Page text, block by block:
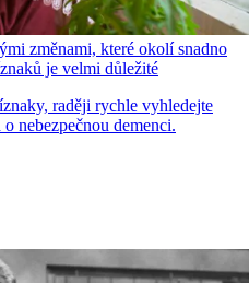
změnami, které okolí snadno
je velmi důležité
raději rychle vyhledejte
nebezpečnou demenci.